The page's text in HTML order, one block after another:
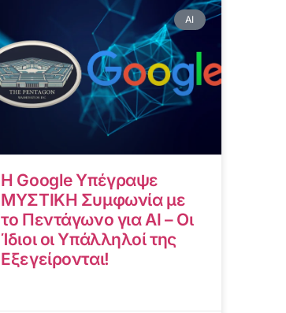
AI
Η Google Υπέγραψε
ΜΥΣΤΙΚΗ Συμφωνία με
το Πεντάγωνο για AI – Οι
Ίδιοι οι Υπάλληλοί της
Εξεγείρονται!